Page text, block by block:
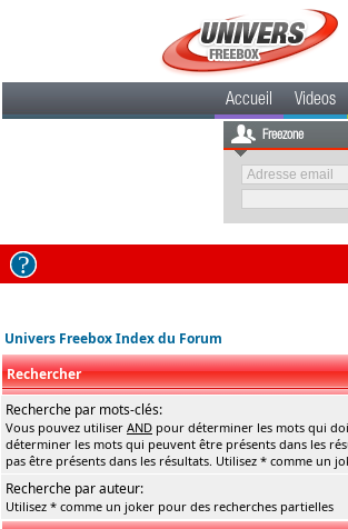
Accueil Videos
Freezone
Univers Freebox Index du Forum
Rechercher
Recherche par mots-clés:
Vous pouvez utiliser AND pour déterminer les mots qui
déterminer les mots qui peuvent être présents dans les
pas être présents dans les résultats. Utilisez * comme un
Recherche par auteur:
Utilisez * comme un joker pour des recherches partielles